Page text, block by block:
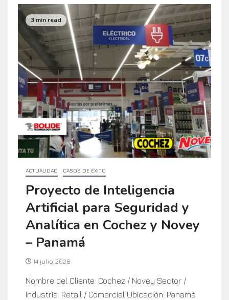
3 min read
ACTUALIDAD CASOS DE ÉXITO
Proyecto de Inteligencia
Artificial para Seguridad y
Analítica en Cochez y Novey
– Panamá
14 julio, 2026
Nombre del Cliente: Cochez / Novey Sector /
Industria: Retail / Comercial Ubicación: Panamá